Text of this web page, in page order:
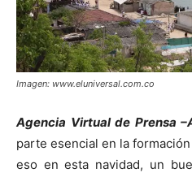
Imagen: www.eluniversal.com.co
Agencia Virtual de Prensa
parte esencial en la
eso en esta navidad, un